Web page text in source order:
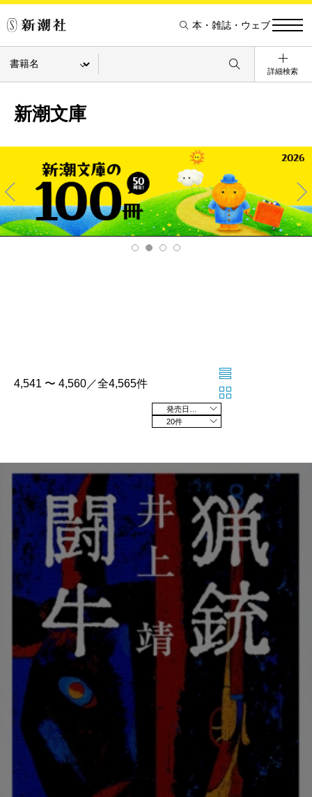
本・雑誌・ウェブ
詳細検索
新潮文庫
Pre
v
Ne
xt
4,541 〜 4,560／全4,565件
20件